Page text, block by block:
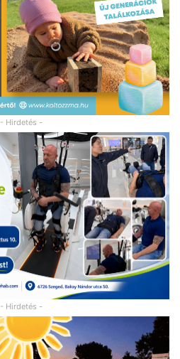
- Hirdetés -
- Hirdetés -